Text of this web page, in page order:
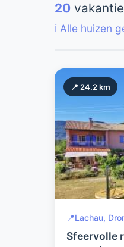
20
ℹ️ Alle huizen
📍 24.2 km
📍Lachau,
Sfeervolle